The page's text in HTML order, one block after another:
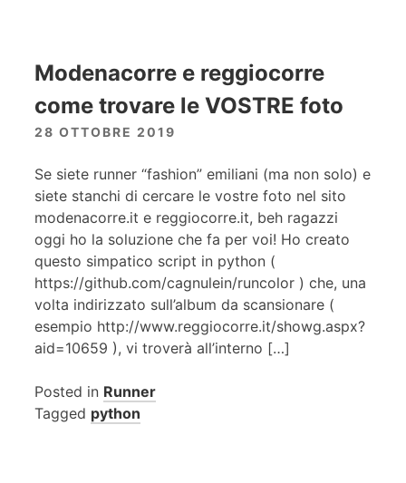
Modenacorre e reggiocorre
come trovare le VOSTRE foto
28 OTTOBRE 2019
Se siete runner “fashion” emiliani (ma non solo) e
siete stanchi di cercare le vostre foto nel sito
modenacorre.it e reggiocorre.it, beh ragazzi
oggi ho la soluzione che fa per voi! Ho creato
questo simpatico script in python (
https://github.com/cagnulein/runcolor ) che, una
volta indirizzato sull’album da scansionare (
esempio http://www.reggiocorre.it/showg.aspx?
aid=10659 ), vi troverà all’interno […]
Posted in Runner
Tagged python